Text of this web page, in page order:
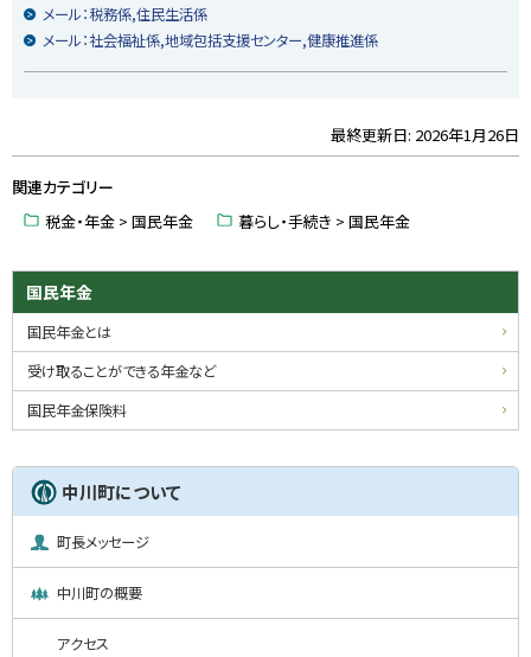
メール：税務係,住民生活係
メール：社会福祉係,地域包括支援センター,健康推進係
ッ
プ
に
る
最終更新日: 2026年1月26日
関連カテゴリー
税金・年金 > 国民年金
暮らし・手続き > 国民年金
サ
イ
ド
ニ
ー
国民年金
国民年金とは
受け取ることができる年金など
国民年金保険料
中川町について
町長メッセージ
中川町の概要
アクセス